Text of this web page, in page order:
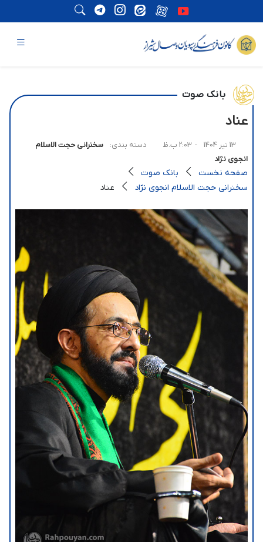
بانک صوت
عناد
13 تیر 1404 - 2:03 ب.ظ دسته بندی:
سخنرانی حجت الاسلام
انجوی نژاد
صفحه نخست
بانک صوت
سخنرانی حجت الاسلام انجوی نژاد
عناد